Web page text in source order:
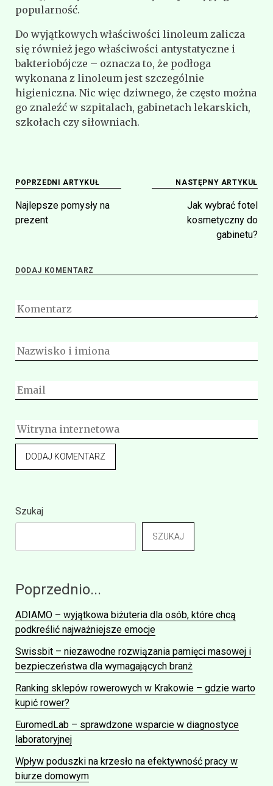
popularność.
Do wyjątkowych właściwości linoleum zalicza
się również jego właściwości antystatyczne i
bakteriobójcze – oznacza to, że podłoga
wykonana z linoleum jest szczególnie
higieniczna. Nic więc dziwnego, że często można
go znaleźć w szpitalach, gabinetach lekarskich,
szkołach czy siłowniach.
Nawigacja
wpisu
POPRZEDNI ARTYKUŁ
Najlepsze pomysły na
prezent
NASTĘPNY ARTYKUŁ
Jak wybrać fotel
kosmetyczny do
gabinetu?
DODAJ KOMENTARZ
Szukaj
SZUKAJ
Poprzednio...
ADIAMO – wyjątkowa biżuteria dla osób, które chcą
podkreślić najważniejsze emocje
Swissbit – niezawodne rozwiązania pamięci masowej i
bezpieczeństwa dla wymagających branż
Ranking sklepów rowerowych w Krakowie – gdzie warto
kupić rower?
EuromedLab – sprawdzone wsparcie w diagnostyce
laboratoryjnej
Wpływ poduszki na krzesło na efektywność pracy w
biurze domowym